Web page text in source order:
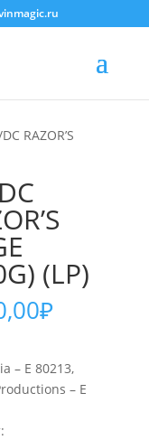
RAZOR’S
(LP)
₽
– E 80213,
– E